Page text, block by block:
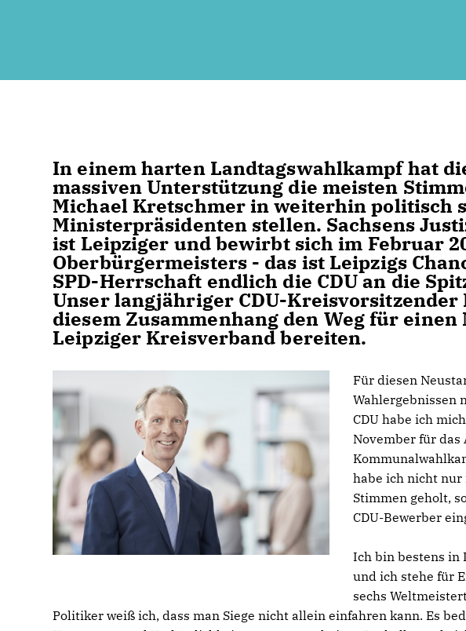
In einem harten Landtagswahlkampf hat
massiven Unterstützung die meisten
Michael Kretschmer in weiterhin politisch
Ministerpräsidenten stellen. Sachsens
ist Leipziger und bewirbt sich im Februar
Oberbürgermeisters - das ist Leipzigs
SPD-Herrschaft endlich die CDU an die
Unser langjähriger CDU-Kreisvorsitzender
diesem Zusammenhang den Weg für
Leipziger Kreisverband bereiten.
Für diesen
Wahlergebnissen
CDU habe ich
November für
habe ich nicht
Stimmen geholt,
CDU-Bewerber
Ich bin bestens in
und ich stehe für
sechs
Politiker weiß ich, dass man Siege nicht allein einfahren kann. Es